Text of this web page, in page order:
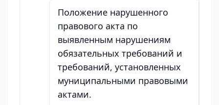
Положение нарушенного
правового акта по
выявленным нарушениям
обязательных требований и
требований, установленных
муниципальными правовыми
актами.